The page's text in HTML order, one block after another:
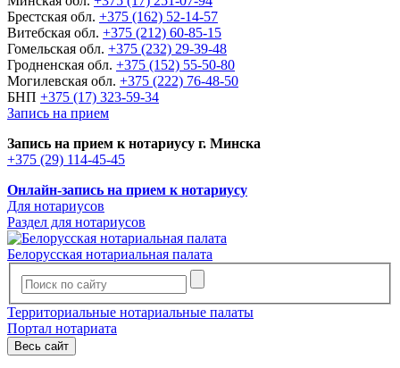
Брестская обл. +375 (162) 52-14-57
Витебская обл. +375 (212) 60-85-15
Гомельская обл. +375 (232) 29-39-48
Гродненская обл. +375 (152) 55-50-80
Могилевская обл. +375 (222) 76-48-50
БНП +375 (17) 323-59-34
Запись на прием
Запись на прием к нотариусу г. Минска
+375 (29) 114-45-45
Онлайн-запись на прием к нотариусу
Для нотариусов
Раздел для нотариусов
Белорусская нотариальная палата
Территориальные нотариальные палаты
Портал нотариата
Весь сайт